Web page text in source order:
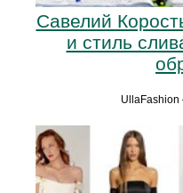
Савелий
и стиль